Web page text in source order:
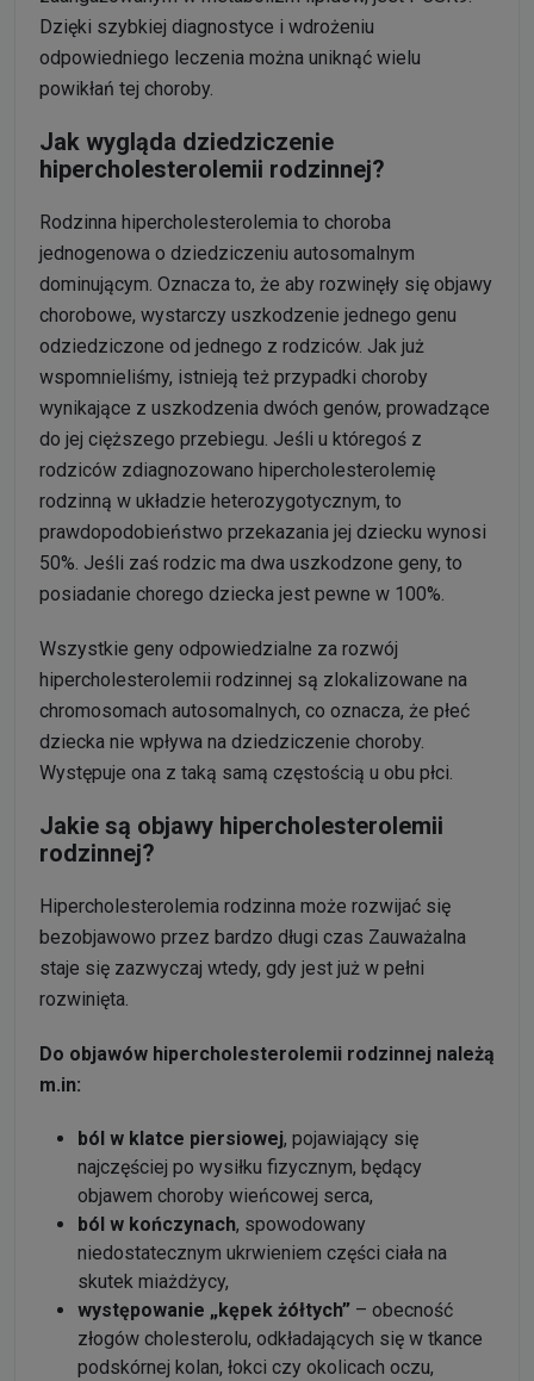
Dzięki szybkiej diagnostyce i wdrożeniu
odpowiedniego leczenia można uniknąć wielu
powikłań tej choroby.
Jak wygląda dziedziczenie
hipercholesterolemii rodzinnej?
Rodzinna hipercholesterolemia to choroba
jednogenowa o dziedziczeniu autosomalnym
dominującym. Oznacza to, że aby rozwinęły się objawy
chorobowe, wystarczy uszkodzenie jednego genu
odziedziczone od jednego z rodziców. Jak już
wspomnieliśmy, istnieją też przypadki choroby
wynikające z uszkodzenia dwóch genów, prowadzące
do jej cięższego przebiegu. Jeśli u któregoś z
rodziców zdiagnozowano hipercholesterolemię
rodzinną w układzie heterozygotycznym, to
prawdopodobieństwo przekazania jej dziecku wynosi
50%. Jeśli zaś rodzic ma dwa uszkodzone geny, to
posiadanie chorego dziecka jest pewne w 100%.
Wszystkie geny odpowiedzialne za rozwój
hipercholesterolemii rodzinnej są zlokalizowane na
chromosomach autosomalnych, co oznacza, że płeć
dziecka nie wpływa na dziedziczenie choroby.
Występuje ona z taką samą częstością u obu płci.
Jakie są objawy hipercholesterolemii
rodzinnej?
Hipercholesterolemia rodzinna może rozwijać się
bezobjawowo przez bardzo długi czas Zauważalna
staje się zazwyczaj wtedy, gdy jest już w pełni
rozwinięta.
Do objawów hipercholesterolemii rodzinnej należą
m.in:
ból w klatce piersiowej, pojawiający się
najczęściej po wysiłku fizycznym, będący
objawem choroby wieńcowej serca,
ból w kończynach, spowodowany
niedostatecznym ukrwieniem części ciała na
skutek miażdżycy,
występowanie „kępek żółtych” – obecność
złogów cholesterolu, odkładających się w tkance
podskórnej kolan, łokci czy okolicach oczu,